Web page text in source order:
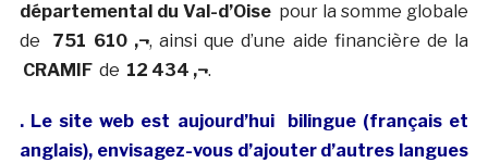
départemental du Val-d’Oise pour la somme globale
de751 610 ‚¬, ainsi que d’une aide financière de la
CRAMIF de 12 434 ‚¬.
. Le site web est aujourd’hui bilingue (français et
anglais), envisagez-vous d’ajouter d’autres langues